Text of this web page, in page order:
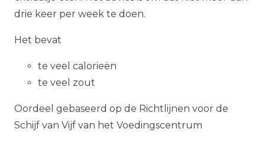
drie keer per week te doen.
Het bevat
te veel calorieën
te veel zout
Oordeel gebaseerd op de Richtlijnen voor de
Schijf van Vijf van het Voedingscentrum